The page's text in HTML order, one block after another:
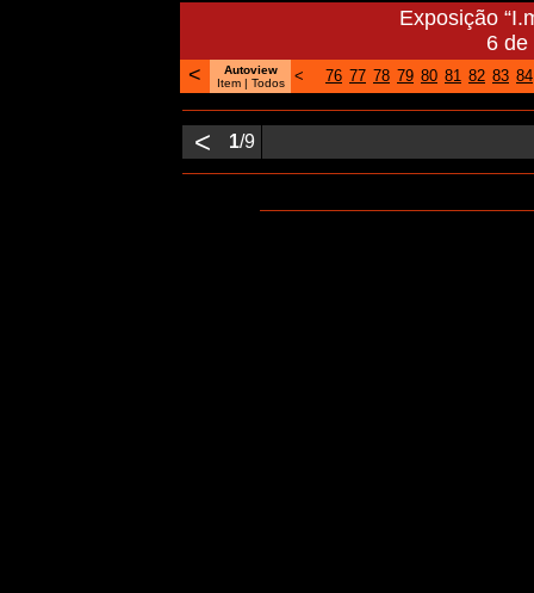
Exposição
6 de
<
Autoview
Item | Todos < 76 77 78 79 80 81 82 83 84
< 1/9